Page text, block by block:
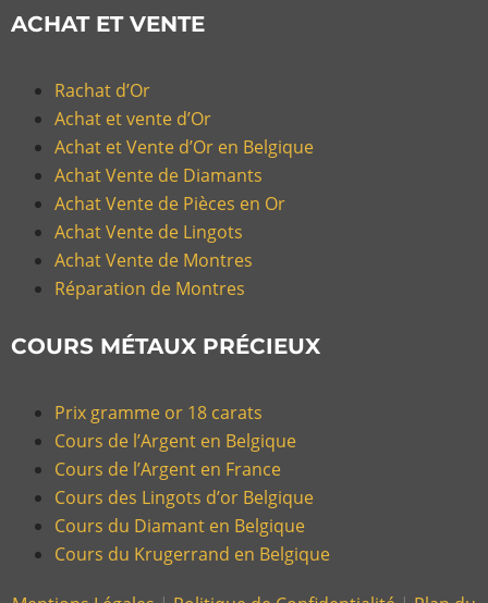
ACHAT ET VENTE
Rachat d’Or
Achat et vente d’Or
Achat et Vente d’Or en Belgique
Achat Vente de Diamants
Achat Vente de Pièces en Or
Achat Vente de Lingots
Achat Vente de Montres
Réparation de Montres
COURS MÉTAUX PRÉCIEUX
Prix gramme or 18 carats
Cours de l’Argent en Belgique
Cours de l’Argent en France
Cours des Lingots d’or Belgique
Cours du Diamant en Belgique
Cours du Krugerrand en Belgique